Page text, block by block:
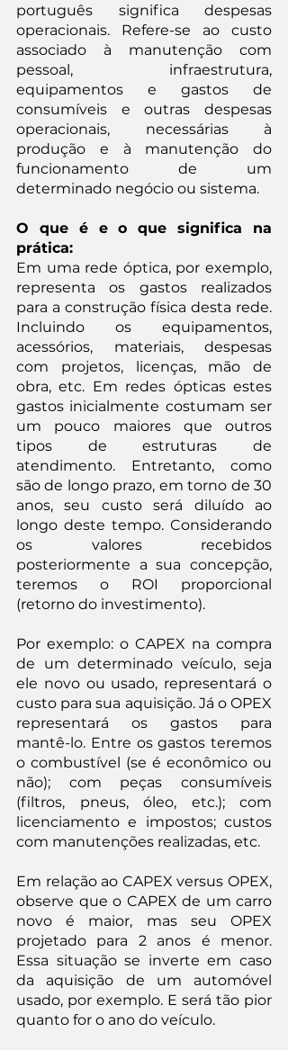
português significa despesas
operacionais. Refere-se ao custo
associado à manutenção com
pessoal, infraestrutura,
equipamentos e gastos de
consumíveis e outras despesas
operacionais, necessárias à
produção e à manutenção do
funcionamento de um
determinado negócio ou sistema.
O que é e o que significa na
prática:
Em uma rede óptica, por exemplo,
representa os gastos realizados
para a construção física desta rede.
Incluindo os equipamentos,
acessórios, materiais, despesas
com projetos, licenças, mão de
obra, etc. Em redes ópticas estes
gastos inicialmente costumam ser
um pouco maiores que outros
tipos de estruturas de
atendimento. Entretanto, como
são de longo prazo, em torno de 30
anos, seu custo será diluído ao
longo deste tempo. Considerando
os valores recebidos
posteriormente a sua concepção,
teremos o ROI proporcional
(retorno do investimento).
Por exemplo: o CAPEX na compra
de um determinado veículo, seja
ele novo ou usado, representará o
custo para sua aquisição. Já o OPEX
representará os gastos para
mantê-lo. Entre os gastos teremos
o combustível (se é econômico ou
não); com peças consumíveis
(filtros, pneus, óleo, etc.); com
licenciamento e impostos; custos
com manutenções realizadas, etc.
Em relação ao CAPEX versus OPEX,
observe que o CAPEX de um carro
novo é maior, mas seu OPEX
projetado para 2 anos é menor.
Essa situação se inverte em caso
da aquisição de um automóvel
usado, por exemplo. E será tão pior
quanto for o ano do veículo.